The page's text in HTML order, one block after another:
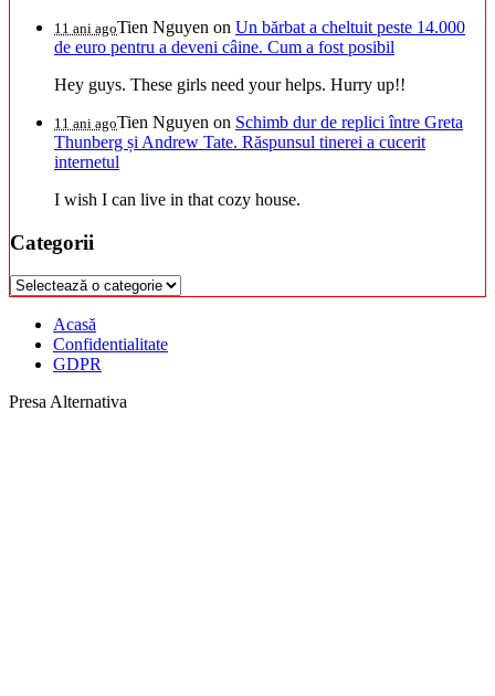
11 ani agoTien Nguyen on Un bărbat a cheltuit peste 14.000
de euro pentru a deveni câine. Cum a fost posibil
Hey guys. These girls need your helps. Hurry up!!
11 ani agoTien Nguyen on Schimb dur de replici între Greta
Thunberg și Andrew Tate. Răspunsul tinerei a cucerit
internetul
I wish I can live in that cozy house.
Categorii
Categorii
Acasă
Confidentialitate
GDPR
Presa Alternativa